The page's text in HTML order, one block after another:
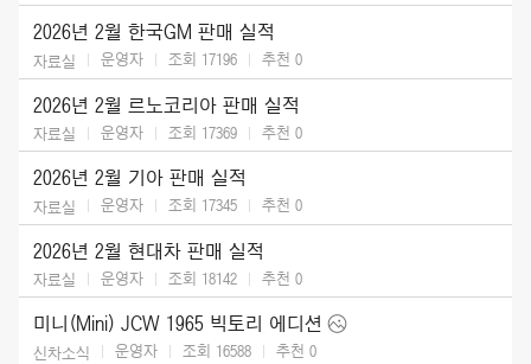
2026년 2월 한국GM 판매 실적
자료실 운영자 조회 17196 추천 0
2026년 2월 르노코리아 판매 실적
자료실 운영자 조회 17369 추천 0
2026년 2월 기아 판매 실적
자료실 운영자 조회 17345 추천 0
2026년 2월 현대차 판매 실적
자료실 운영자 조회 18142 추천 0
미니(Mini) JCW 1965 빅토리 에디션
신차소식 운영자 조회 16588 추천 0